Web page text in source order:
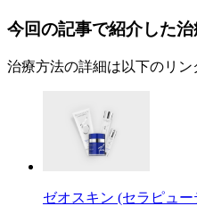
今回の記事で紹介した治
治療方法の詳細は以下のリン
ゼオスキン (セラピュ